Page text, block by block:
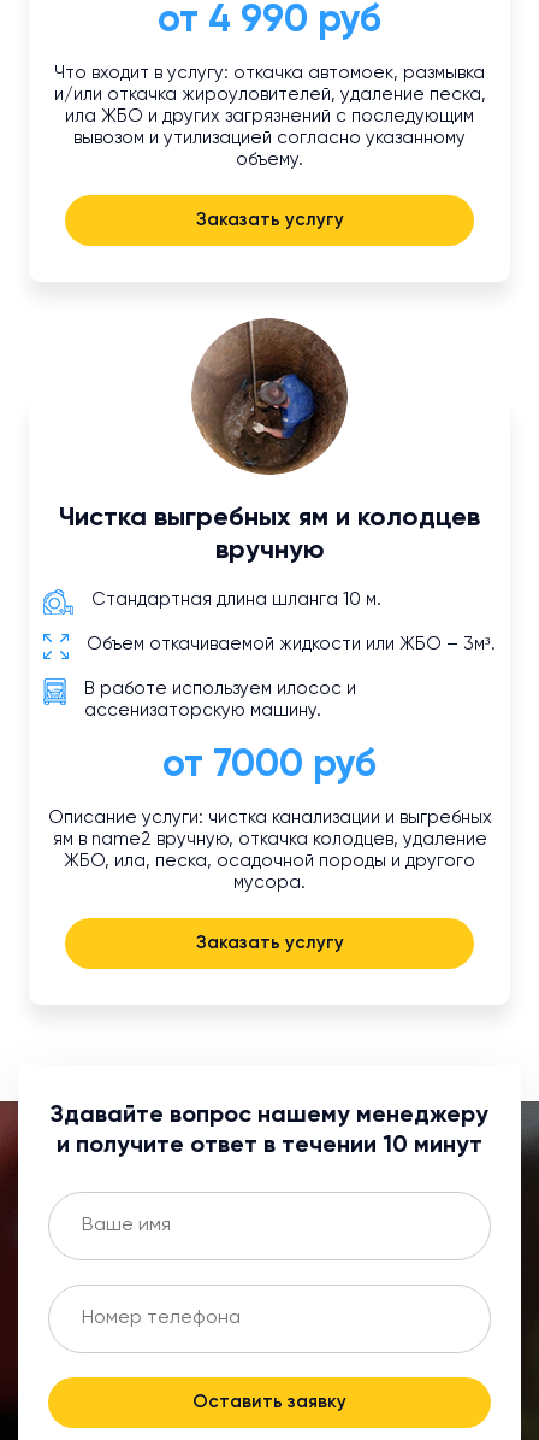
от 4 990 руб
Что входит в услугу: откачка автомоек, размывка
и/или откачка жироуловителей, удаление песка,
ила ЖБО и других загрязнений с последующим
вывозом и утилизацией согласно указанному
объему.
Заказать услугу
Чистка выгребных ям и колодцев
вручную
Стандартная длина шланга 10 м.
Объем откачиваемой жидкости или ЖБО – 3м³.
В работе используем илосос и
ассенизаторскую машину.
от 7000 руб
Описание услуги: чистка канализации и выгребных
ям в name2 вручную, откачка колодцев, удаление
ЖБО, ила, песка, осадочной породы и другого
мусора.
Заказать услугу
Здавайте вопрос нашему менеджеру
и получите ответ в течении 10 минут
Оставить заявку